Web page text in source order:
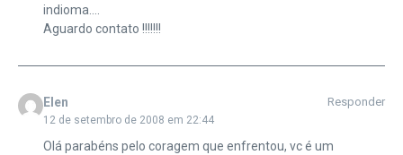
indioma….
Aguardo contato !!!!!!!
Elen
12 de setembro de 2008 em 22:44
Responder
Olá parabéns pelo coragem que enfrentou, vc é um